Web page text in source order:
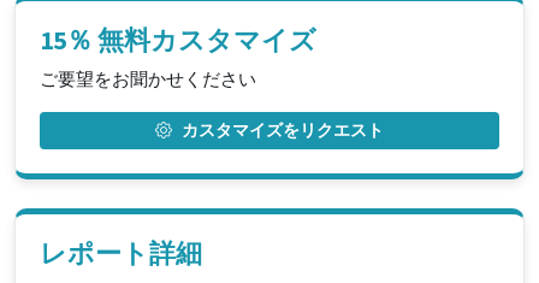
15％ 無料カスタマイズ
ご要望をお聞かせください
カスタマイズをリクエスト
レポート詳細